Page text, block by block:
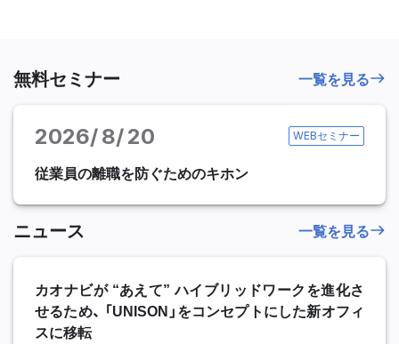
無料セミナー
2026 8 20 WEBセミナー
従業員の離職を防ぐためのキホン
一覧を見る
ニュース
カオナビが “あえて” ハイブリッドワークを進化さ
せるため、 「UNISON」をコンセプトにした新オフィ
スに移転
一覧を見る